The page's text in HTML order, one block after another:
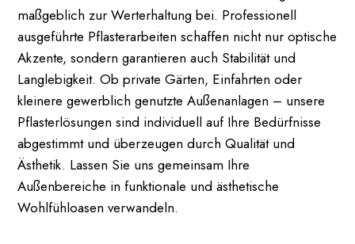
maßgeblich zur Werterhaltung bei. Professionell
ausgeführte Pflasterarbeiten schaffen nicht nur optische
Akzente, sondern garantieren auch Stabilität und
Langlebigkeit. Ob private Gärten, Einfahrten oder
kleinere gewerblich genutzte Außenanlagen – unsere
Pflasterlösungen sind individuell auf Ihre Bedürfnisse
abgestimmt und überzeugen durch Qualität und
Ästhetik. Lassen Sie uns gemeinsam Ihre
Außenbereiche in funktionale und ästhetische
Wohlfühloasen verwandeln.